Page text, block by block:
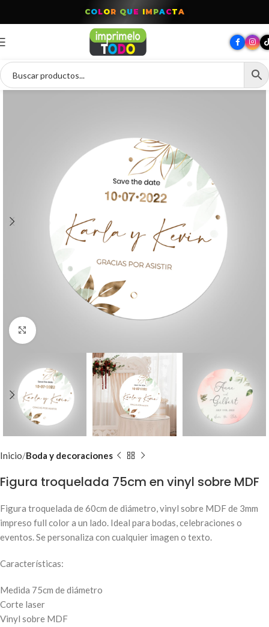
COLOR QU E IM PACTA
Clic para ampliar
Inicio Boda y decoraciones
Figura troquelada 75cm en vinyl sobre MDF
Figura troquelada de 60cm de diámetro, vinyl sobre MDF de 3mm
impreso full color a un lado. Ideal para bodas, celebraciones o
eventos. Se personaliza con cualquier imagen o texto.
Características:
Medida 75cm de diámetro
Corte laser
Vinyl sobre MDF